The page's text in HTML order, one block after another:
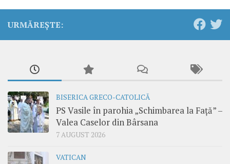
URMĂREȘTE:
BISERICA GRECO-CATOLICĂ
PS Vasile în parohia „Schimbarea la Față” –
Valea Caselor din Bârsana
7 AUGUST 2026
VATICAN